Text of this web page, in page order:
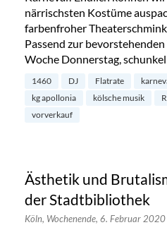
närrischsten Kostüme
farbenfroher
Passend zur
Woche Donnerstag,
1460 DJ Flatrate
kg apollonia
kölsche musik
vorverkauf
Ästhetik und
der Stadtbibliothek
Köln, Wochenende, 6. Februar 2020